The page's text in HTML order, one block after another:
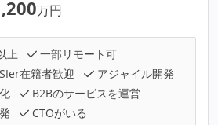
万円
上
一部リモート可
SIer在籍者歓迎
アジャイル開発
B2Bのサービスを運営
CTOがいる